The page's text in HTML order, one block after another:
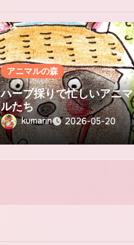
アニマルの森
ハーブ採りで忙しいアニマ
ルたち
kumarin 2026-05-20